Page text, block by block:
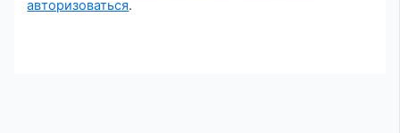
авторизоваться.